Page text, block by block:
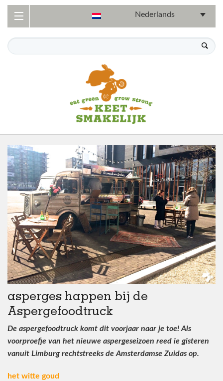
Nederlands
asperges happen bij de
Aspergefoodtruck
De aspergefoodtruck komt dit voorjaar naar je toe! Als
voorproefje van het nieuwe aspergeseizoen reed ie gisteren
vanuit Limburg rechtstreeks de Amsterdamse Zuidas op.
het witte goud